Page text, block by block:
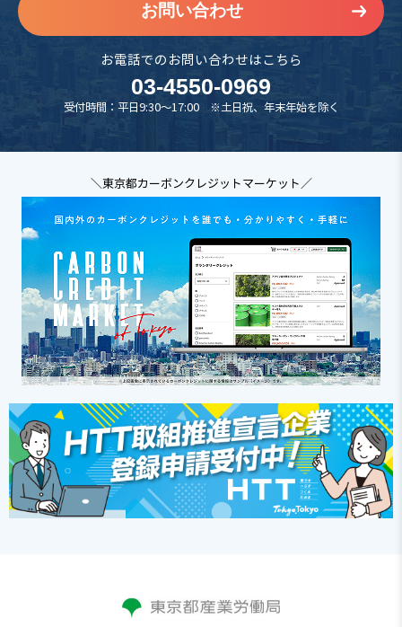
お問い合わせ
お電話でのお問い合わせはこちら
03-4550-0969
受付時間：平日9:30～17:00 ※土日祝、年末年始を除く
＼東京都カーボンクレジットマーケット／